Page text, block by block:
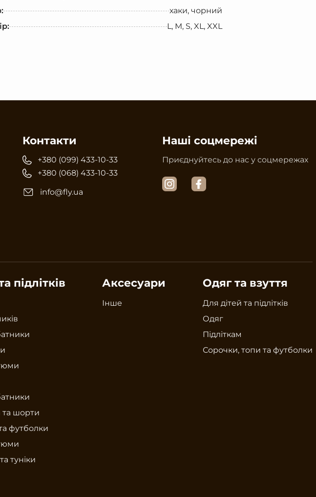
хаки, чорний
L, M, S, XL, XXL
Контакти
+380 (099) 433-10-33
+380 (068) 433-10-33
info@fly.ua
Наші соцмережі
Приєднуйтесь до нас у соцмережах
підлітків
та шорти
футболки
туніки
Аксесуари
Інше
Одяг та взуття
Для дітей та підлітків
Одяг
Підліткам
Сорочки, топи та футболки